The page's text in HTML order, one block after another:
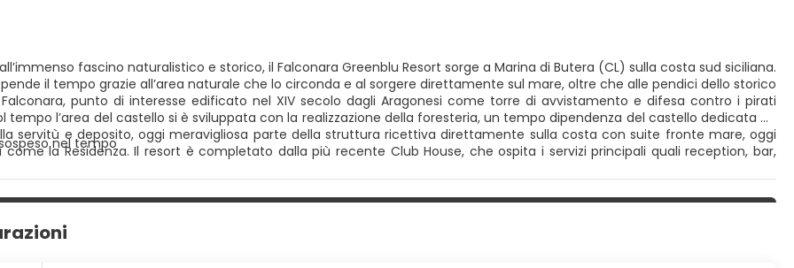
nel tempo
fascino naturalistico e storico, il Falconara Greenblu Resort sorge a Marina di Butera (CL) sulla costa sud siciliana.
il tempo grazie all’area naturale che lo circonda e al sorgere direttamente sul mare, oltre che alle pendici dello storico
punto di interesse edificato nel XIV secolo dagli Aragonesi come torre di avvistamento e difesa contro i pirati
tempo l’area del castello si è sviluppata con la realizzazione della foresteria, un tempo dipendenza del castello dedicata ad
servitù e deposito, oggi meravigliosa parte della struttura ricettiva direttamente sulla costa con suite fronte mare, oggi
come la Residenza. Il resort è completato dalla più recente Club House, che ospita i servizi principali quali reception, bar,
privata sabbiosa e con accesso al mare digradante, raggiungibile attraverso dei viali privi di barriere architettoniche, con
di accesso all’area sabbiosa per raggiungere il livello del mare. Le camere e suite del Falconara sono dunque ubicate
Tutte le camere sono arredate in stile siciliano, dotate di servizi tv, aria condizionata, telefono, frigobar, cassetta di